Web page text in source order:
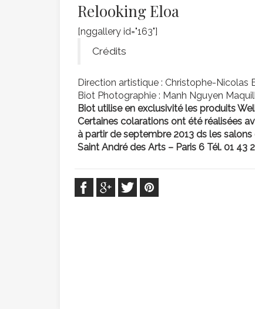
Relooking Eloa
[nggallery id="163"]
Crédits
Direction artistique : Christophe-Nicolas
Biot Photographie : Manh Nguyen
Biot utilise en exclusivité les produits
Certaines colarations ont été réalisées
à partir de septembre 2013 ds les salons
Saint André des Arts – Paris 6 Tél. 01 43